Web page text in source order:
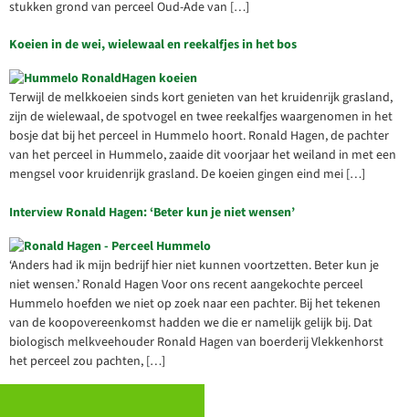
stukken grond van perceel Oud-Ade van […]
Koeien in de wei, wielewaal en reekalfjes in het bos
Terwijl de melkkoeien sinds kort genieten van het kruidenrijk grasland,
zijn de wielewaal, de spotvogel en twee reekalfjes waargenomen in het
bosje dat bij het perceel in Hummelo hoort. Ronald Hagen, de pachter
van het perceel in Hummelo, zaaide dit voorjaar het weiland in met een
mengsel voor kruidenrijk grasland. De koeien gingen eind mei […]
Interview Ronald Hagen: ‘Beter kun je niet wensen’
‘Anders had ik mijn bedrijf hier niet kunnen voortzetten. Beter kun je
niet wensen.’ Ronald Hagen Voor ons recent aangekochte perceel
Hummelo hoefden we niet op zoek naar een pachter. Bij het tekenen
van de koopovereenkomst hadden we die er namelijk gelijk bij. Dat
biologisch melkveehouder Ronald Hagen van boerderij Vlekkenhorst
het perceel zou pachten, […]